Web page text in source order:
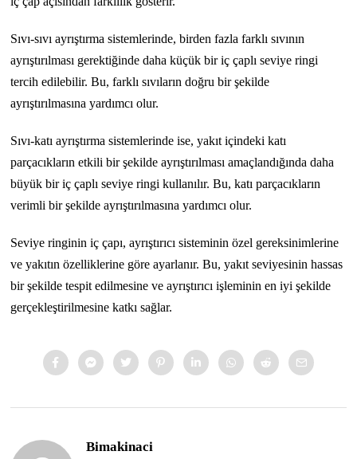
Sıvı-sıvı ayrıştırma sistemlerinde, birden fazla farklı sıvının
ayrıştırılması gerektiğinde daha küçük bir iç çaplı seviye ringi
tercih edilebilir. Bu, farklı sıvıların doğru bir şekilde
ayrıştırılmasına yardımcı olur.
Sıvı-katı ayrıştırma sistemlerinde ise, yakıt içindeki katı
parçacıkların etkili bir şekilde ayrıştırılması amaçlandığında daha
büyük bir iç çaplı seviye ringi kullanılır. Bu, katı parçacıkların
verimli bir şekilde ayrıştırılmasına yardımcı olur.
Seviye ringinin iç çapı, ayrıştırıcı sisteminin özel gereksinimlerine
ve yakıtın özelliklerine göre ayarlanır. Bu, yakıt seviyesinin hassas
bir şekilde tespit edilmesine ve ayrıştırıcı işleminin en iyi şekilde
gerçekleştirilmesine katkı sağlar.
Bimakinaci